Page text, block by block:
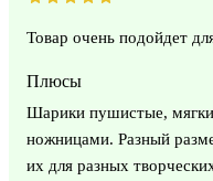
Товар очень подойдет
Плюсы
Шарики пушистые,
ножницами. Разный
их для разных